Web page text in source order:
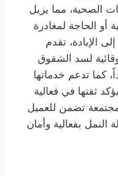
الصحية، مما يزيل
أو الحاجة لمغادرة
الإبادة، تقدم
لسد الشقوق
كما تدعم خدماتها
ثقتها في فعالية
مجتمعة تضمن للعميل
بفعالية وأمان